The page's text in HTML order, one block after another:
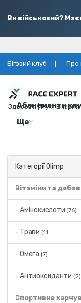
Ви військовий?
Біговий клуб Про
Здоров’я | Рух | Енергія
Абонементи
Ще
Категорії Olimp
Вітаміни та
- Амінокислоти (76)
- Трави (11)
- Омега (7)
- Антиоксиданти (2)
Спортивне